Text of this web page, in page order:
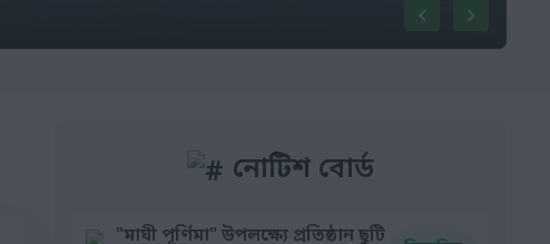
নোটিশ বোর্ড
"মাঘী পূর্ণিমা" উপলক্ষ্যে প্রতিষ্ঠান ছুটি